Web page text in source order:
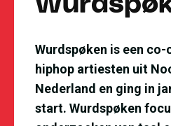
Wurdspøken is een
hiphop artiesten uit
Nederland en ging in
start. Wurdspøken